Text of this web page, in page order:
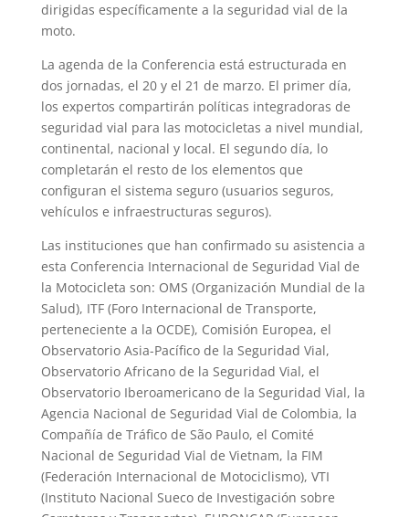
dirigidas específicamente a la seguridad vial de la
moto.
La agenda de la Conferencia está estructurada en
dos jornadas, el 20 y el 21 de marzo. El primer día,
los expertos compartirán políticas integradoras de
seguridad vial para las motocicletas a nivel mundial,
continental, nacional y local. El segundo día, lo
completarán el resto de los elementos que
configuran el sistema seguro (usuarios seguros,
vehículos e infraestructuras seguros).
Las instituciones que han confirmado su asistencia a
esta Conferencia Internacional de Seguridad Vial de
la Motocicleta son: OMS (Organización Mundial de la
Salud), ITF (Foro Internacional de Transporte,
perteneciente a la OCDE), Comisión Europea, el
Observatorio Asia-Pacífico de la Seguridad Vial,
Observatorio Africano de la Seguridad Vial, el
Observatorio Iberoamericano de la Seguridad Vial, la
Agencia Nacional de Seguridad Vial de Colombia, la
Compañía de Tráfico de São Paulo, el Comité
Nacional de Seguridad Vial de Vietnam, la FIM
(Federación Internacional de Motociclismo), VTI
(Instituto Nacional Sueco de Investigación sobre